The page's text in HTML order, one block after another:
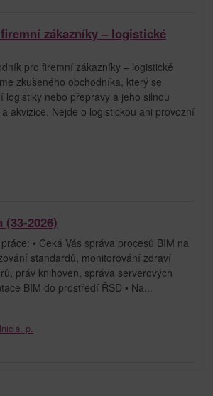
zákazníky – logistické
pro firemní zákazníky – logistické
zkušeného obchodníka, který se
logistiky nebo přepravy a jeho silnou
akvizice. Nejde o logistickou ani provozní
(33-2026)
• Čeká Vás správa procesů BIM na
standardů, monitorování zdraví
práv knihoven, správa serverových
BIM do prostředí ŘSD • Na...
s. p.